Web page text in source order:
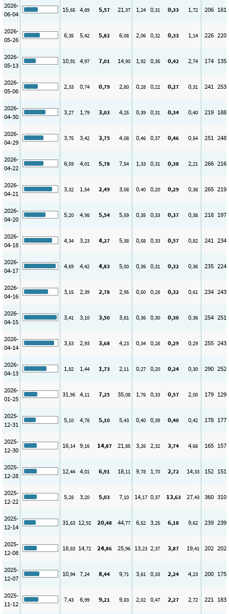
2026-
06-04
15,65 4,89 5,57 21,37 1,24 0,31 0,33 1,72 206 181
2026-
05-26
6,35 5,42 5,82 6,08 2,06 0,32 0,33 1,14 226 220
2026-
05-13
10,91 4,97 7,01 14,90 1,92 0,35 0,42 2,74 174 135
2026-
05-06
2,33 0,74 0,79 2,80 0,28 0,22 0,27 0,31 241 253
2026-
04-30
3,27 1,79 3,03 4,25 0,39 0,31 0,34 0,40 219 188
2026-
04-29
3,75 3,42 3,75 4,08 0,46 0,37 0,46 0,54 251 248
2026-
04-22
6,59 4,01 5,78 7,54 1,33 0,31 0,38 2,21 266 216
2026-
04-21
3,32 1,54 2,49 3,08 0,40 0,20 0,29 0,38 265 219
2026-
04-20
5,20 4,98 5,54 5,59 0,35 0,33 0,37 0,38 218 197
2026-
04-18
4,34 3,23 4,27 5,38 0,58 0,33 0,57 0,82 241 234
2026-
04-17
4,69 4,42 4,83 5,00 0,36 0,31 0,32 0,36 235 224
2026-
04-16
3,15 2,39 2,78 2,95 0,50 0,28 0,32 0,61 234 243
2026-
04-15
3,41 3,10 3,50 3,81 0,36 0,30 0,30 0,36 254 251
2026-
04-14
3,53 2,93 3,68 4,23 0,34 0,28 0,29 0,29 255 243
2026-
04-13
1,82 1,44 1,73 2,11 0,27 0,20 0,24 0,30 290 252
2026-
01-25
31,95 4,11 7,25 35,08 1,76 0,33 0,57 2,00 179 129
2025-
12-31
5,10 4,78 5,10 5,43 0,40 0,39 0,40 0,42 178 177
2025-
12-30
16,14 9,16 14,87 21,85 3,26 2,32 3,74 4,68 165 157
2025-
12-28
12,44 4,01 6,91 18,11 9,78 1,70 2,72 14,33 152 151
2025-
12-22
5,28 3,20 5,03 7,10 14,17 0,37 13,63 27,43 360 310
2025-
12-14
31,63 12,92 20,48 44,77 6,52 3,25 6,18 9,62 239 239
2025-
12-08
18,83 14,72 24,86 25,96 13,23 2,37 3,87 19,41 202 202
2025-
12-07
10,94 7,24 8,44 9,71 3,61 0,33 2,24 4,23 200 175
2025-
11-12
7,43 6,99 9,21 9,83 2,02 0,47 2,27 2,72 221 183